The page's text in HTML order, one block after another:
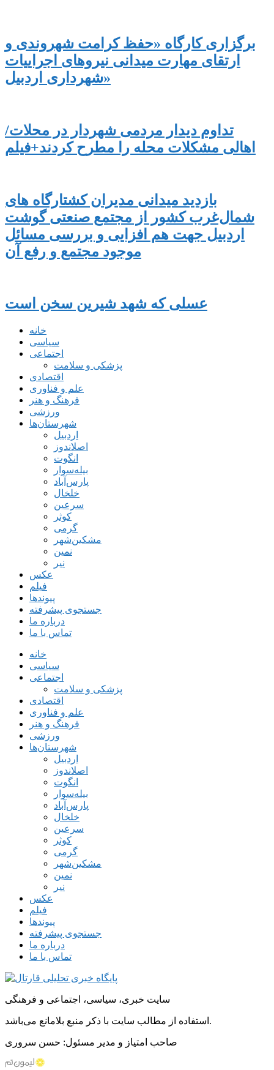
برگزاری کارگاه «حفظ کرامت شهروندی و
ارتقای مهارت میدانی نیروهای اجراییات
شهرداری اردبیل»
تداوم دیدار مردمی شهردار در محلات/
اهالی مشکلات محله را مطرح کردند+فیلم
بازدید میدانی مدیران کشتارگاه های
شمال‌غرب کشور از مجتمع صنعتی گوشت
اردبیل جهت هم افزایی و بررسی مسائل
موجود مجتمع و رفع آن
عسلی که شهد شیرین سخن است
خانه
سیاسی
اجتماعی
پزشکی و سلامت
اقتصادی
علم و فناوری
فرهنگ و هنر
ورزشی
شهرستان‌ها
اردبیل
اصلاندوز
انگوت
بیله‌سوار
پارس‌آباد
خلخال
سرعین
کوثر
گرمی
مشکین‌شهر
نمین
نیر
عکس
فیلم
پیوندها
جستجوی پیشرفته
درباره ما
تماس با ما
خانه
سیاسی
اجتماعی
پزشکی و سلامت
اقتصادی
علم و فناوری
فرهنگ و هنر
ورزشی
شهرستان‌ها
اردبیل
اصلاندوز
انگوت
بیله‌سوار
پارس‌آباد
خلخال
سرعین
کوثر
گرمی
مشکین‌شهر
نمین
نیر
عکس
فیلم
پیوندها
جستجوی پیشرفته
درباره ما
تماس با ما
سایت خبری، سیاسی، اجتماعی و فرهنگی
استفاده از مطالب سایت با ذکر منبع بلامانع می‌باشد.
صاحب امتیاز و مدیر مسئول: حسن سروری